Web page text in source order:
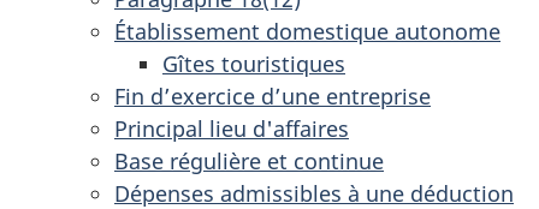
Établissement domestique autonome
Gîtes touristiques
Fin d’exercice d’une entreprise
Principal lieu d'affaires
Base régulière et continue
Dépenses admissibles à une déduction